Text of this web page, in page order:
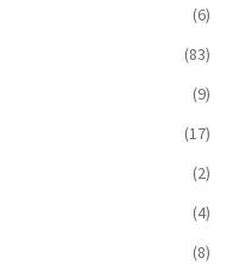
(6)
(83)
(9)
(17)
(2)
(4)
(8)